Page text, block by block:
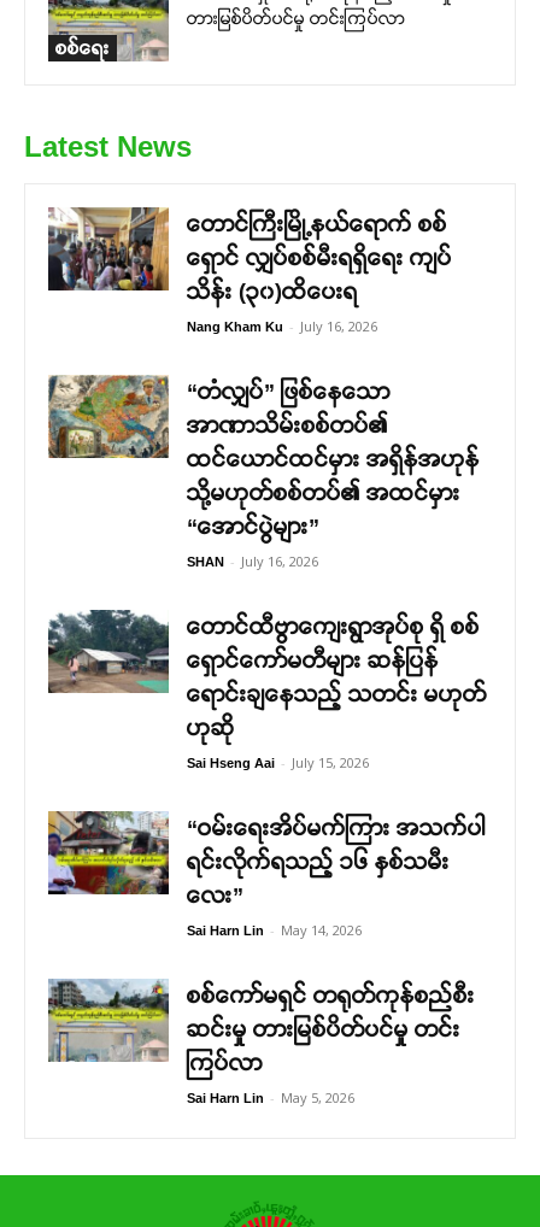
စစ်ရေး
တားမြစ်ပိတ်ပင်မှု တင်းကြပ်လာ
Latest News
တောင်ကြီးမြို့နယ်ရောက် စစ်
ရှောင် လျှပ်စစ်မီးရရှိရေး ကျပ်
သိန်း (၃၀)ထိပေးရ
Nang Kham Ku - July 16, 2026
“တံလျှပ်” ဖြစ်နေသော
အာဏာသိမ်းစစ်တပ်၏
ထင်ယောင်ထင်မှား အရှိန်အဟုန်
သို့မဟုတ်စစ်တပ်၏ အထင်မှား
“အောင်ပွဲများ”
SHAN - July 16, 2026
တောင်ထီဗွာကျေးရွာအုပ်စု ရှိ စစ်
ရှောင်ကော်မတီများ ဆန်ပြန်
ရောင်းချနေသည့် သတင်း မဟုတ်
ဟုဆို
Sai Hseng Aai - July 15, 2026
“ဝမ်းရေးအိပ်မက်ကြား အသက်ပါ
ရင်းလိုက်ရသည့် ၁၆ နှစ်သမီး
လေး”
Sai Harn Lin - May 14, 2026
စစ်ကော်မရှင် တရုတ်ကုန်စည်စီး
ဆင်းမှု တားမြစ်ပိတ်ပင်မှု တင်း
ကြပ်လာ
Sai Harn Lin - May 5, 2026